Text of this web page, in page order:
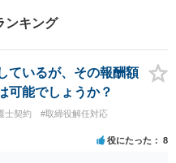
ンキング
ているが、その報酬額
可能でしょうか？
士契約
#取締役解任対応
役にたった 8